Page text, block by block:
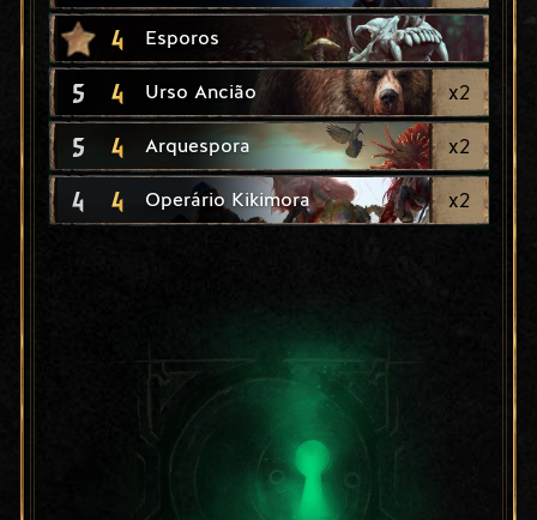
4 Esporos
5 4 Urso Ancião x2
5 4 Arquespora x2
4 4 Operário Kikimora x2